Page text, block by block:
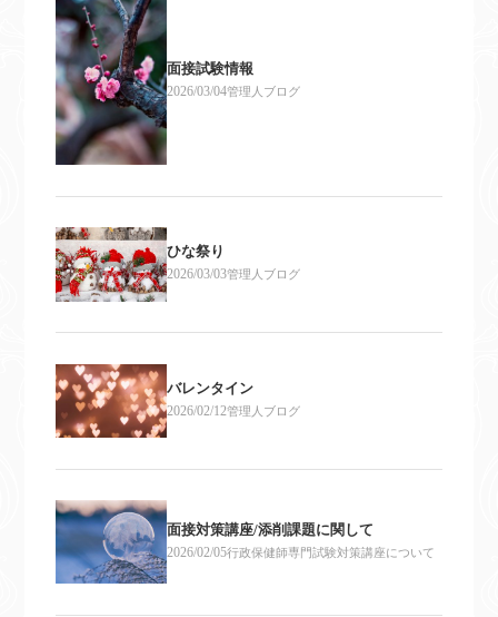
面接試験情報
2026/03/04管理人ブログ
ひな祭り
2026/03/03管理人ブログ
バレンタイン
2026/02/12管理人ブログ
面接対策講座/添削課題に関して
2026/02/05行政保健師専門試験対策講座について